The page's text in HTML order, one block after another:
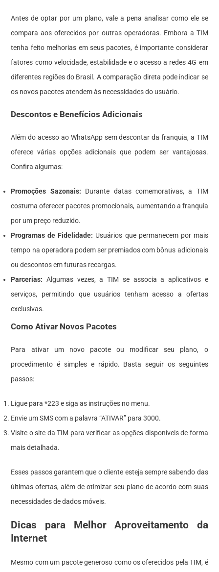
Antes de optar por um plano, vale a pena analisar como ele se
compara aos oferecidos por outras operadoras. Embora a TIM
tenha feito melhorias em seus pacotes, é importante considerar
fatores como velocidade, estabilidade e o acesso a redes 4G em
diferentes regiões do Brasil. A comparação direta pode indicar se
os novos pacotes atendem às necessidades do usuário.
Descontos e Benefícios Adicionais
Além do acesso ao WhatsApp sem descontar da franquia, a TIM
oferece várias opções adicionais que podem ser vantajosas.
Confira algumas:
Promoções Sazonais: Durante datas comemorativas, a TIM
costuma oferecer pacotes promocionais, aumentando a franquia
por um preço reduzido.
Programas de Fidelidade: Usuários que permanecem por mais
tempo na operadora podem ser premiados com bônus adicionais
ou descontos em futuras recargas.
Parcerias: Algumas vezes, a TIM se associa a aplicativos e
serviços, permitindo que usuários tenham acesso a ofertas
exclusivas.
Como Ativar Novos Pacotes
Para ativar um novo pacote ou modificar seu plano, o
procedimento é simples e rápido. Basta seguir os seguintes
passos:
Ligue para *223 e siga as instruções no menu.
Envie um SMS com a palavra “ATIVAR” para 3000.
Visite o site da TIM para verificar as opções disponíveis de forma
mais detalhada.
Esses passos garantem que o cliente esteja sempre sabendo das
últimas ofertas, além de otimizar seu plano de acordo com suas
necessidades de dados móveis.
Dicas para Melhor Aproveitamento da
Internet
Mesmo com um pacote generoso como os oferecidos pela TIM, é